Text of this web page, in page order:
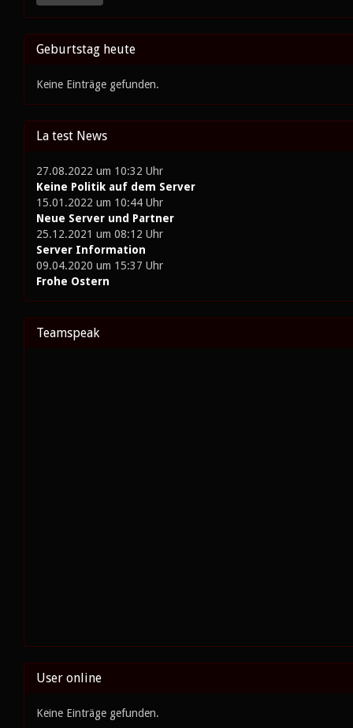
Geburtstag heute
Keine Einträge gefunden.
La test News
27.08.2022 um 10:32 Uhr
Keine Politik auf dem Server
15.01.2022 um 10:44 Uhr
Neue Server und Partner
25.12.2021 um 08:12 Uhr
Server Information
09.04.2020 um 15:37 Uhr
Frohe Ostern
Teamspeak
User online
Keine Einträge gefunden.